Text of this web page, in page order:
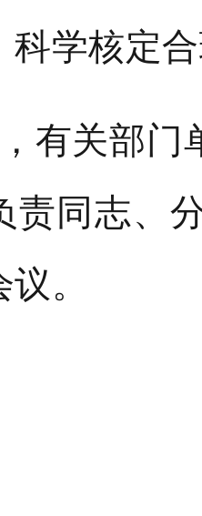
科学核定
关部门
责同志、
。